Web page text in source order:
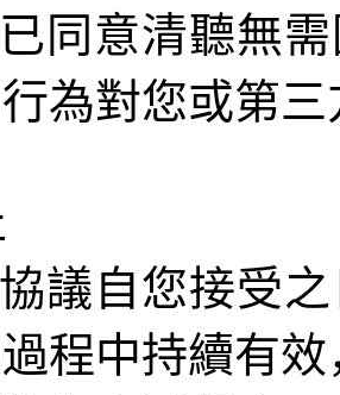
同意清聽無
為對您或第
議自您接受
程中持續有